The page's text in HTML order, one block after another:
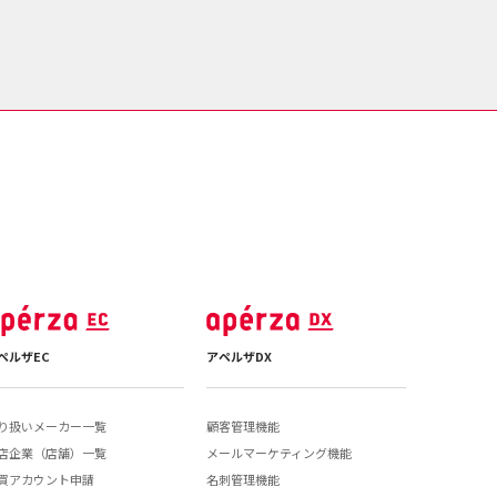
ルザEC
扱いメーカー一覧
企業（店舗）一覧
アカウント申請
アペルザDX
顧客管理機能
メールマーケティング機能
名刺管理機能